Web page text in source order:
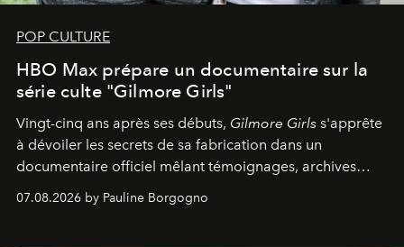
POP CULTURE
HBO Max prépare un documentaire sur la
série culte "Gilmore Girls"
Vingt-cinq ans après ses débuts, Gilmore Girls s'apprête
à dévoiler les secrets de sa fabrication dans un
documentaire officiel mêlant témoignages, archives
générationnel.
07.08.2026 by Pauline Borgogno